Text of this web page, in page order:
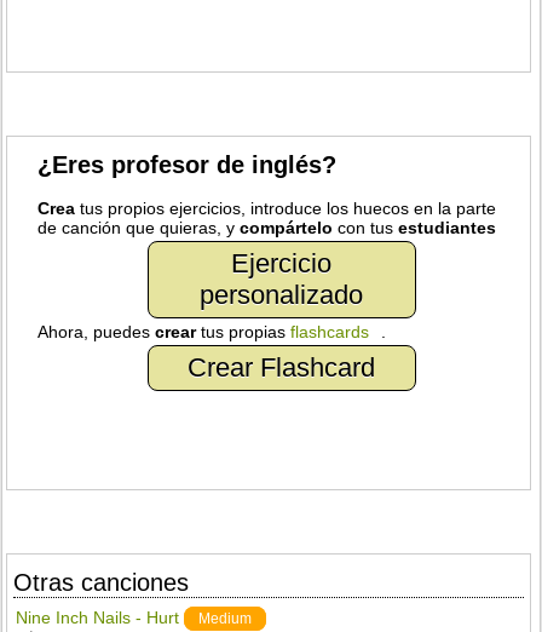
¿Eres profesor de inglés?
Crea tus propios ejercicios, introduce los huecos en la parte
de canción que quieras, ycompártelo con tusestudiantes
Ejercicio
personalizado
Ahora, puedescreartus propiasflashcards
Crear Flashcard
Otras canciones
Nine Inch Nails - Hurt Medium